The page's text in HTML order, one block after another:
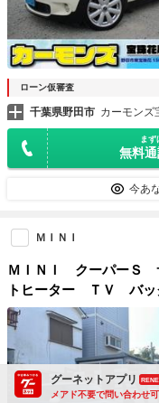
ローン仮審査
千葉県野田市 カーモンズ
ま
無料
今あ
ＭＩＮＩ
ＭＩＮＩ クーパーＳ
トヒーター ＴＶ バ
ー 車高調 車検整備付
ミングチェーン ステム
グーネットアプリ
メアド不要で問い合わせ